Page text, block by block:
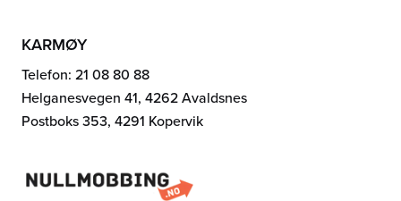
KARMØY
Telefon: 21 08 80 88
Helganesvegen 41, 4262 Avaldsnes
Postboks 353, 4291 Kopervik